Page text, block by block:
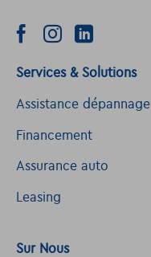
Services & Solutions
Assistance dépannage
Financement
Assurance auto
Leasing
Sur Nous